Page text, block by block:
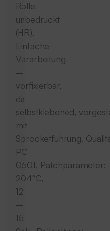
Rolle
unbedruckt
(HR).
Einfache
Verarbeitung
–
vorfixierbar,
da
selbstklebened,
mit
Sprocketführung,
PC
0601, Patchparameter:
204°C,
12
–
15